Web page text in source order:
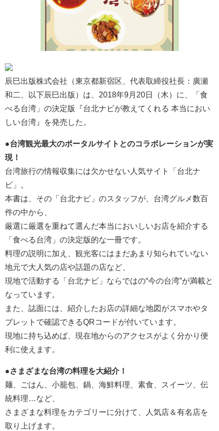
辰巳出版株式会社（東京都新宿区、代表取締役社長：廣瀬
和二、以下辰巳出版）は、2018年9月20日（木）に、「食
べる台湾」の決定版『台北ナビが教えてくれる 本当におい
しい台湾』を発売した。
●台湾観光最大のポータルサイトとのコラボレーションが実
現！
台湾旅行の情報収集には欠かせない人気サイト「台北ナ
ビ」。
本書は、その「台北ナビ」のスタッフが、台湾グルメ数百
件の中から、
厳選に厳選を重ねて選んだ本当においしいお店を紹介する
「食べる台湾」の決定版的な一冊です。
料理の説明に加え、観光客にはまだあまり知られていない
地元で大人気の店や話題の店など、
現地で活動する「台北ナビ」ならではの“今の台湾”が満載と
なっています。
また、誌面には、紹介したお店の詳細な地図がスマホやタ
ブレットで確認できるQRコードが付いています。
現地に持ち込めば、現在地からのアクセスがよく分かり便
利に使えます。
●さまざまな台湾の料理を大紹介！
麺、ごはん、小籠包、鍋、海鮮料理、素食、スイーツ、伝
統料理…など、
さまざまな料理をカテゴリーに分けて、人気店＆有名店を
取り上げます。